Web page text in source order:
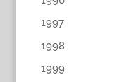
1997
1998
1999